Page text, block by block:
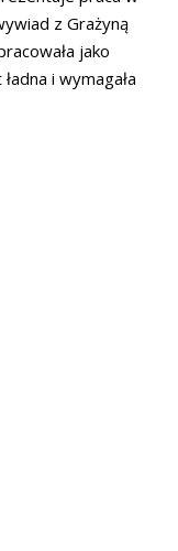
z Grażyną
jako
i wymagała